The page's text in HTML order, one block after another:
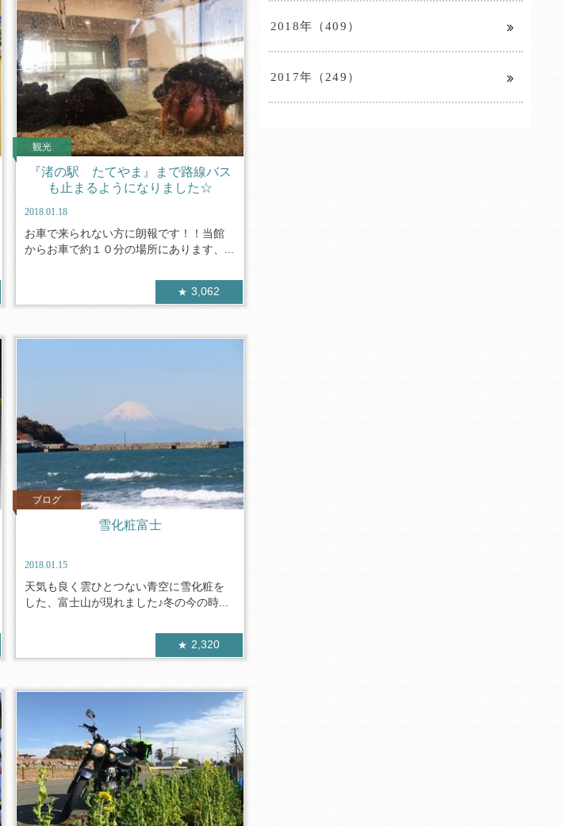
観光
『渚の駅 たてやま』まで路線バス
も止まるようになりました☆
2018.01.18
お車で来られない方に朗報です！！当館
からお車で約１０分の場所にあります、...
3,062
ブログ
雪化粧富士
2018.01.15
天気も良く雲ひとつない青空に雪化粧を
した、富士山が現れました♪冬の今の時...
2,320
2018年（409）
2017年（249）